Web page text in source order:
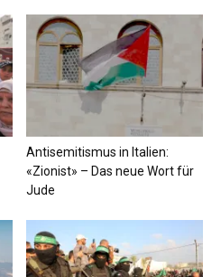
Antisemitismus in Italien:
«Zionist» – Das neue Wort für
Jude